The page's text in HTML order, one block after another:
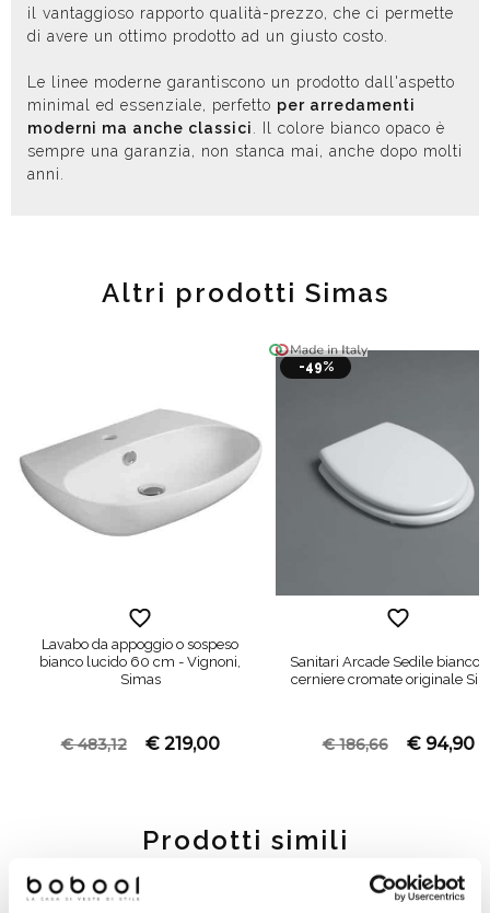
il vantaggioso rapporto qualità-prezzo, che ci permette
di avere un ottimo prodotto ad un giusto costo.
Le linee moderne garantiscono un prodotto dall'aspetto
minimal ed essenziale, perfetto per arredamenti
moderni ma anche classici
. Il colore bianco opaco è
sempre una garanzia, non stanca mai, anche dopo molti
anni.
Altri prodotti Simas
Lavabo da appoggio o sospeso
bianco lucido 60 cm - Vignoni,
Simas
€ 483,12 € 219,00
-49%
Sanitari Arcade Sedile bianco
cerniere cromate originale
€ 186,66 € 94,90
Prodotti simili